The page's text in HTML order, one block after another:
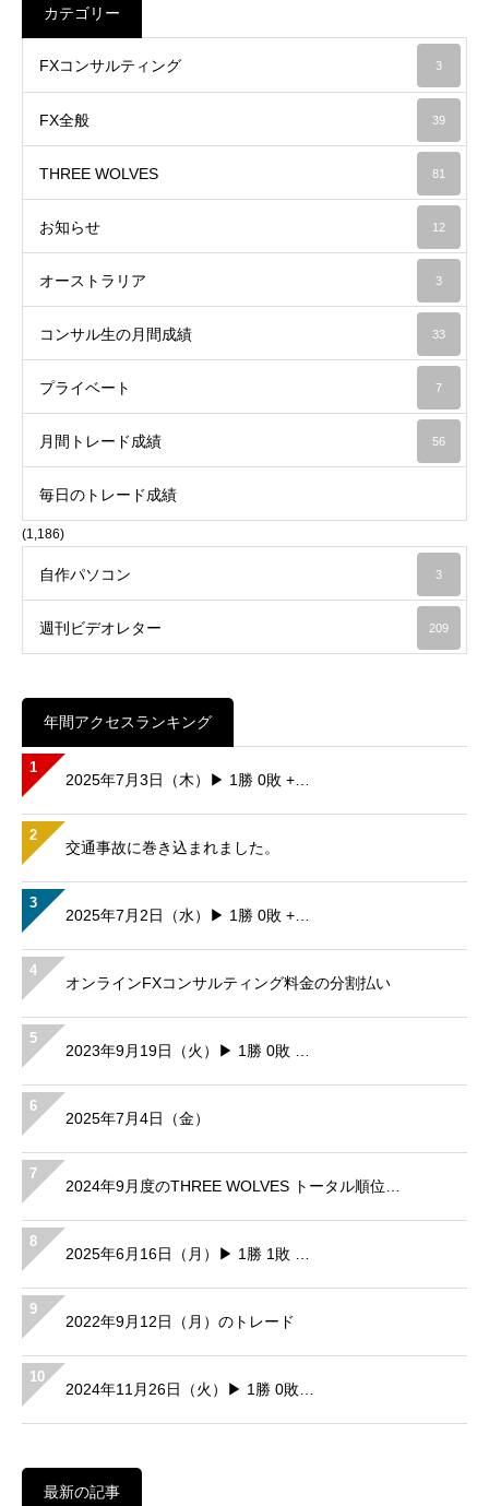
カテゴリー
FXコンサルティング 3
FX全般 39
THREE WOLVES 81
お知らせ 12
オーストラリア 3
コンサル生の月間成績 33
プライベート 7
月間トレード成績 56
毎日のトレード成績
(1,186)
自作パソコン 3
週刊ビデオレター 209
年間アクセスランキング
1
2025年7月3日（木）▶ 1勝 0敗 +…
2
交通事故に巻き込まれました。
3
2025年7月2日（水）▶ 1勝 0敗 +…
4
オンラインFXコンサルティング料金の分割払い
5
2023年9月19日（火）▶ 1勝 0敗 …
6
2025年7月4日（金）
7
2024年9月度のTHREE WOLVES トータル順位…
8
2025年6月16日（月）▶ 1勝 1敗 …
9
2022年9月12日（月）のトレード
10
2024年11月26日（火）▶ 1勝 0敗…
最新の記事